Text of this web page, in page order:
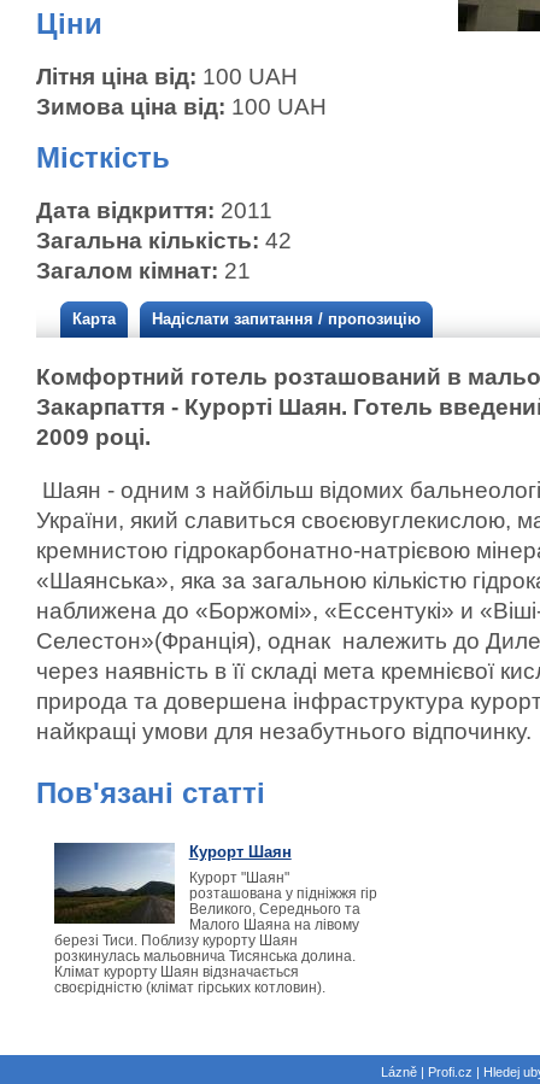
Ціни
Літня ціна від: 100 UAH
Зимова ціна від: 100 UAH
Місткість
Дата відкриття: 2011
Загальна кількість: 42
Загалом кімнат: 21
Карта Надіслати запитання / пропозицію
Комфортний готель розташований в
Закарпаття - Курорті Шаян. Готель
2009 році.
Шаян - одним з найбільш відомих
України, який славиться своєювуглекислою,
кремнистою гідрокарбонатно-натрієвою
«Шаянська», яка за загальною кількістю
наближена до «Боржомі», «Ессентукі» и
Селестон»(Франція), однак належить до
через наявність в її складі мета кремнієвої
природа та довершена інфраструктура
найкращі умови для незабутнього відпочинку.
Пов'язані статті
Курорт Шаян
Курорт "Шаян"
розташована у підніжжя гір
Великого, Середнього та
Малого Шаяна на лівому
березі Тиси. Поблизу курорту Шаян
розкинулась мальовнича Тисянська долина.
Клімат курорту Шаян відзначається
своєрідністю (клімат гірських котловин).
Lázně | Profi.cz | Hledej